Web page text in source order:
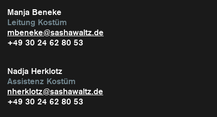
Manja Beneke
Leitung Kostüm
mbeneke@sashawaltz.de
​+49 30 24 62 80 53
Nadja Herklotz
Assistenz Kostüm
nherklotz@sashawaltz.de
+49 30 24 62 80 53